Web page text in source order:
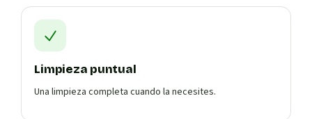
Limpieza puntual
Una limpieza completa cuando la necesites.